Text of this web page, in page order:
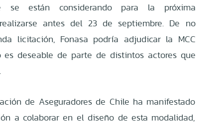
se están considerando para la próxima
antes del 23 de septiembre. De no
licitación, Fonasa podría adjudicar la MCC
deseable de parte de distintos actores que
de Aseguradores de Chile ha manifestado
a colaborar en el diseño de esta modalidad,